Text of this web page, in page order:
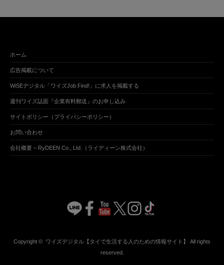
ホーム
広告掲載について
WiSEデジタル「ワイズJob Find!」に求人を掲載する
週刊ワイズ誌面『企業有料郵送』のお申し込み
サイトポリシー（プライバシーポリシー）
お問い合わせ
会社概要 – RyDEEN Co., Ltd.（ライディーン株式会社）
Copyright © ワイズデジタル【タイで生活する人のための情報サイト】
All rights
reserved.